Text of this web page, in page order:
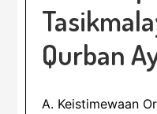
Qurban
A. Keistimewaan